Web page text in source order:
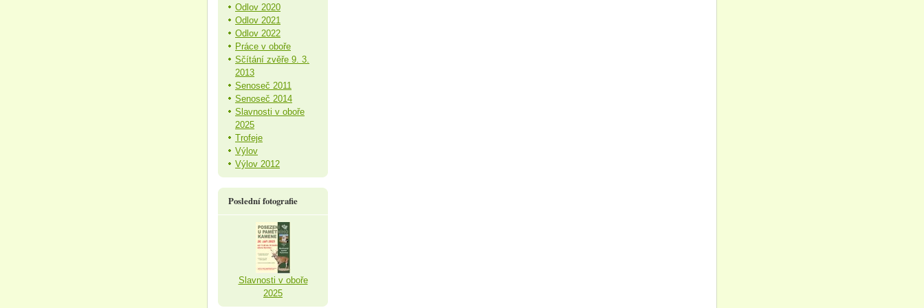
Odlov 2020
Odlov 2021
Odlov 2022
Práce v oboře
Sčítání zvěře 9. 3.
2013
Senoseč 2011
Senoseč 2014
Slavnosti v oboře
2025
Trofeje
Výlov
Výlov 2012
Poslední fotografie
Slavnosti v oboře
2025